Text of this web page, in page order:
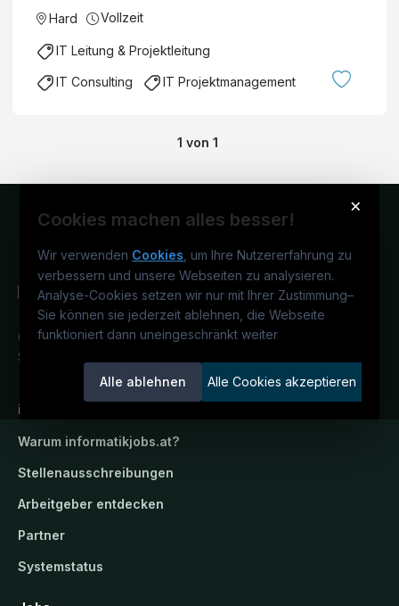
tl
it
g
n
d
e
e
e
G
C
o
Hard Vollzeit
IT Leitung & Projektleitung
IT Consulting IT Projektmanagement
1 von 1
×
Cookies machen alles besser!
Wir verwenden Cookies , um Ihre Nutzererfahrung zu
verbessern und unsere Webseiten zu analysieren.
Analyse-Cookies setzen wir nur mit Ihrer Zustimmung–
Sie können sie jederzeit ablehnen, die Webseite
funktioniert dann uneingeschränkt weiter
Alle ablehnen Alle Cookies akzeptieren
Österreichs IT-Karriereportal.Ein
Service der candidatis GmbH.
informatikjobs.at
Warum informatikjobs.at?
Stellenausschreibungen
Arbeitgeber entdecken
Partner
Systemstatus